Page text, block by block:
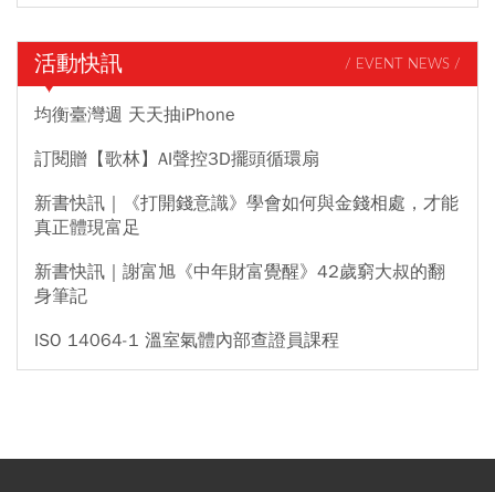
活動快訊 / EVENT NEWS /
均衡臺灣週 天天抽iPhone
訂閱贈【歌林】AI聲控3D擺頭循環扇
新書快訊｜《打開錢意識》學會如何與金錢相處，才能
真正體現富足
新書快訊｜謝富旭《中年財富覺醒》42歲窮大叔的翻
身筆記
ISO 14064-1 溫室氣體內部查證員課程